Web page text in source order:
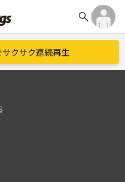
search
クサク連続再生